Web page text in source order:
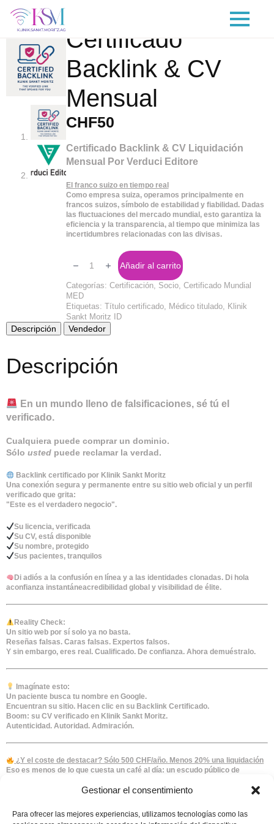
Gestionar el consentimiento
Para ofrecer las mejores experiencias, utilizamos tecnologías como las
Certificado
Backlink & CV
Mensual
CHF50
Certificado Backlink & CV Liquidación
Mensual Por Verduci Editore
El franco suizo en tiempo real
Como empresa suiza, operamos principalmente en
francos suizos, símbolo de estabilidad y fiabilidad. Dadas
las fluctuaciones del mercado mundial, esto garantiza la
eficiencia y la transparencia, al tiempo que minimiza las
incertidumbres relacionadas con las divisas.
Backlink
CV
Monthly
cantidad
Añadir al carrito
Categorías: Certificación, Socio, Certificado Mundial
MED
Etiquetas: Título certificado, Médico titulado, Klinik
Sankt Moritz ID
Descripción Vendedor
Descripción
En un mundo lleno de falsificaciones, sé tú el
verificado.
Cualquiera puede comprar un dominio.
Sólo usted puede reclamar la verdad.
Backlink certificado por Klinik Sankt Moritz
Una conexión segura y permanente entre su sitio web oficial y un perfil
verificado que grita:
"Este es el verdadero negocio".
Su licencia, verificada
Su CV, está disponible
Su nombre, protegido
Sus pacientes, tranquilos
Di adiós a la confusión en línea y a las identidades clonadas. Di hola
aconfianza instantáneacredibilidad global y visibilidad de élite.
Reality Check:
Un sitio web por sí solo ya no basta.
Reseñas falsas. Caras falsas. Expertos falsos.
Y sin embargo, eres real. Cualificado. De confianza. Ahora demuéstralo.
Imagínate esto:
Un paciente busca tu nombre en Google.
Encuentran su sitio. Hacen clic en su Backlink Certificado.
Boom: su CV verificado en Klinik Sankt Moritz.
Autenticidad. Autoridad. Admiración.
¿Y el coste de destacar? Sólo 500 CHF/año. Menos 20% una liquidación
Eso es menos de lo que cuesta un café al día: un escudo público de